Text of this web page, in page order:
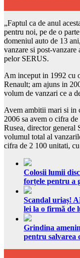
„Faptul ca de anul
pentru noi, pe de o
domeniul auto de 13
vanzare si post-vanzare
pelor SERUS.
Am inceput in 1992 cu
Renault; am ajuns in
volum de vanzari ce a
Avem ambitii mari si in
2006 sa avem o cifra
Rusea, director general
volumul total al
cifra de 2 100 unitati,
Colosii lumii
forțele pentru a
Scandal uriaș!
lei la o firmă de
Grindina
pentru salvarea